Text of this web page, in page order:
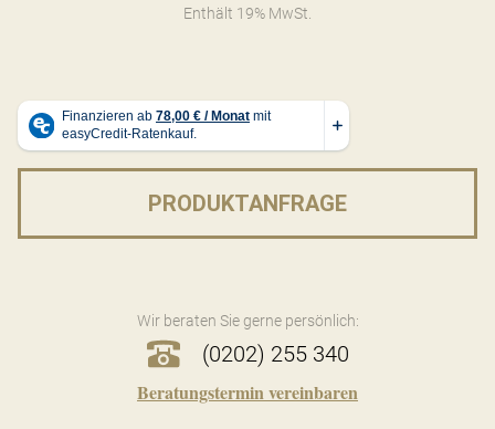
Enthält 19% MwSt.
PRODUKTANFRAGE
Wir beraten Sie gerne persönlich:
(0202) 255 340
Beratungstermin vereinbaren